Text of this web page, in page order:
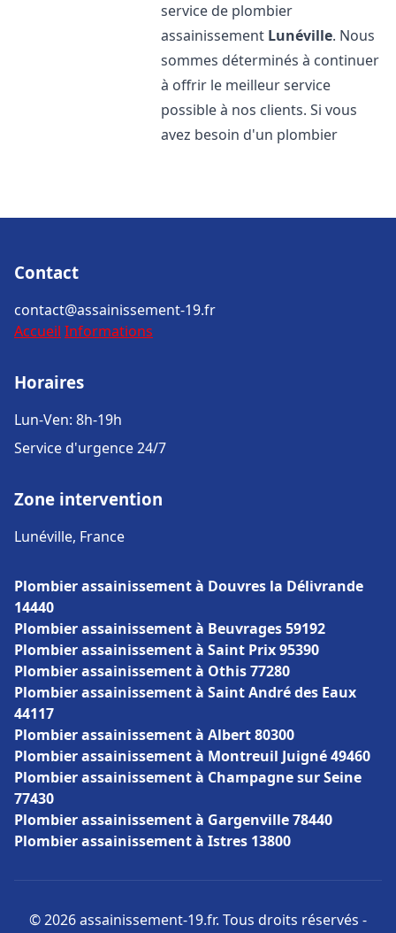
service de plombier
assainissement Lunéville. Nous
sommes déterminés à continuer
à offrir le meilleur service
possible à nos clients. Si vous
avez besoin d'un plombier
Contact
contact@assainissement-19.fr
Accueil Informations
Horaires
Lun-Ven: 8h-19h
Service d'urgence 24/7
Zone intervention
Lunéville, France
Plombier assainissement à Douvres la Délivrande
14440
Plombier assainissement à Beuvrages 59192
Plombier assainissement à Saint Prix 95390
Plombier assainissement à Othis 77280
Plombier assainissement à Saint André des Eaux
44117
Plombier assainissement à Albert 80300
Plombier assainissement à Montreuil Juigné 49460
Plombier assainissement à Champagne sur Seine
77430
Plombier assainissement à Gargenville 78440
Plombier assainissement à Istres 13800
© 2026 assainissement-19.fr. Tous droits réservés -